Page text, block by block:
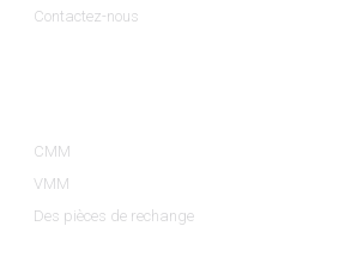
Contactez-nous
CMM
VMM
Des pièces de rechange